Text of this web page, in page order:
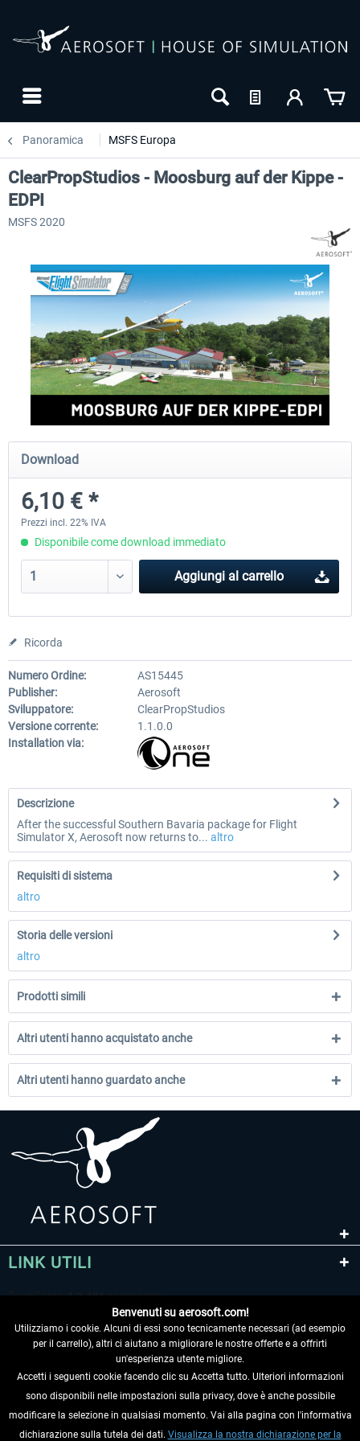
Panoramica MSFS Europa
Aerosoft Airport Cologne/Bonn sim-wings Hamburg
ClearPropStudios - Moosburg auf der Kippe -
EDPI
MSFS 2020
Download
6,10 € *
Prezzi incl. 22% IVA
Disponibile come download immediato
Aggiungi al carrello
Ricorda
Numero Ordine:
AS15445
Publisher:
Aerosoft
Sviluppatore:
ClearPropStudios
Versione corrente:
1.1.0.0
Installation via:
Descrizione
After the successful Southern Bavaria package for Flight
Simulator X, Aerosoft now returns to... altro
Requisiti di sistema
altro
Storia delle versioni
altro
Prodotti simili
Altri utenti hanno acquistato anche
Altri utenti hanno guardato anche
LINK UTILI
RECEDERE DAL CONTRATTO
Benvenuti su aerosoft.com!
Utilizziamo i cookie. Alcuni di essi sono tecnicamente necessari (ad esempio
per il carrello), altri ci aiutano a migliorare le nostre offerte e a offrirti
un'esperienza utente migliore.
Accetti i seguenti cookie facendo clic su Accetta tutto. Ulteriori informazioni
sono disponibili nelle impostazioni sulla privacy, dove è anche possibile
modificare la selezione in qualsiasi momento. Vai alla pagina con l'informativa
dichiarazione sulla tutela dei dati. Visualizza la nostra dichiarazione per la